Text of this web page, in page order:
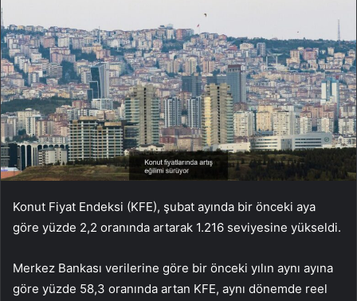
Konut Fiyat Endeksi (KFE), şubat ayında bir önceki aya
göre yüzde 2,2 oranında artarak 1.216 seviyesine yükseldi.
Merkez Bankası verilerine göre bir önceki yılın aynı ayına
göre yüzde 58,3 oranında artan KFE, aynı dönemde reel